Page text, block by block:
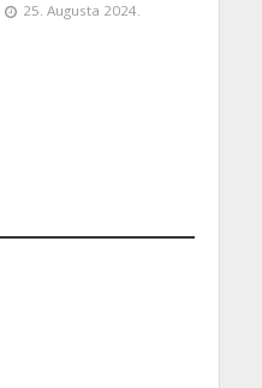
25. Augusta 2024.